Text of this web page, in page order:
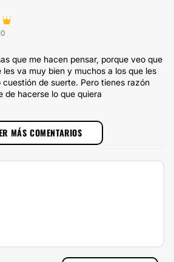
que me hacen pensar, porque veo que
les va muy bien y muchos a los que les
cuestión de suerte. Pero tienes razón
de hacerse lo que quiera
MÁS COMENTARIOS